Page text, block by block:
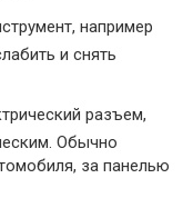
например
и снять
разъем,
Обычно
за панелью